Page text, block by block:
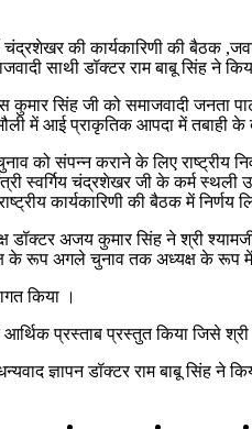
चंद्रशेखर की कार्यकारिणी की बैठक
साथी डॉक्टर राम बाबू सिंह ने
कुमार सिंह जी को समाजवादी जनता
में आई प्राकृतिक आपदा में तबाही के
को संपन्न कराने के लिए राष्ट्रीय
स्वर्गिय चंद्रशेखर जी के कर्म
कार्यकारिणी की बैठक में निर्णय
डॉक्टर अजय कुमार सिंह ने श्री
के रूप अगले चुनाव तक अध्यक्ष के रूप में
किया ।
प्रस्ताब प्रस्तुत किया जिसे
ज्ञापन डॉक्टर राम बाबू सिंह ने